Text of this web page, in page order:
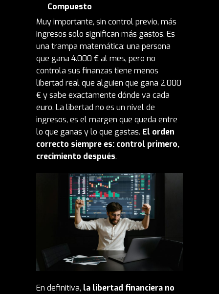
Compuesto
Muy importante, sin control previo, más
ingresos solo significan más gastos. Es
una trampa matemática: una persona
que gana 4.000 € al mes, pero no
controla sus finanzas tiene menos
libertad real que alguien que gana 2.000
€ y sabe exactamente dónde va cada
euro. La libertad no es un nivel de
ingresos, es el margen que queda entre
lo que ganas y lo que gastas. El orden
correcto siempre es: control primero,
crecimiento después.
En definitiva, la libertad financiera no